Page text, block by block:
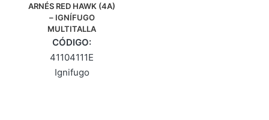
ARNÉS RED HAWK (4A)
– IGNÍFUGO
MULTITALLA
CÓDIGO:
41104111E
Ignifugo